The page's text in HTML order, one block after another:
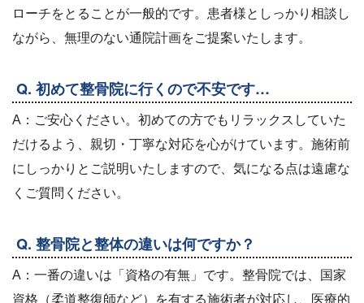
ローチをとることが一般的です。患者様としっかり相談し
ながら、無理のない通院計画をご提案いたします。
Q. 初めて整骨院に行くので不安です…
A：ご安心ください。初めての方でもリラックスしていた
だけるよう、親切・丁寧な対応を心がけています。施術前
にしっかりとご説明いたしますので、気になる点は遠慮な
くご質問ください。
Q. 整骨院と整体の違いは何ですか？
A：一番の違いは「資格の有無」です。整骨院では、国家
資格（柔道整復師など）を有する施術者が対応し、医療的